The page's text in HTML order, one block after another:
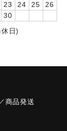
23 24 25
26
30
日)
商品発送